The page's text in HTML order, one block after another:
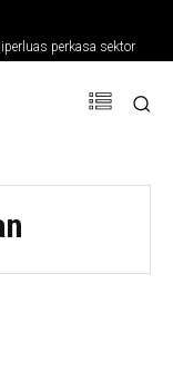
perkasa sektor